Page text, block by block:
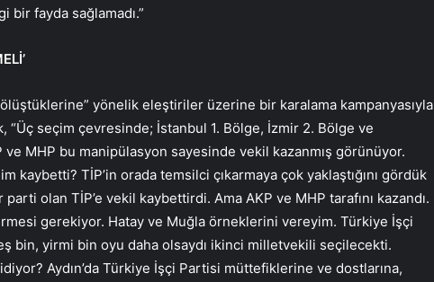
bir fayda sağlamadı.”
yönelik eleştiriler üzerine bir karalama kampanyasıyla
“Üç seçim çevresinde; İstanbul 1. Bölge, İzmir 2. Bölge ve
ve MHP bu manipülasyon sayesinde vekil kazanmış görünüyor.
kaybetti? TİP’in orada temsilci çıkarmaya çok yaklaştığını gördük
olan TİP’e vekil kaybettirdi. Ama AKP ve MHP tarafını kazandı.
gerekiyor. Hatay ve Muğla örneklerini vereyim. Türkiye İşçi
bin, yirmi bin oyu daha olsaydı ikinci milletvekili seçilecekti.
Aydın’da Türkiye İşçi Partisi müttefiklerine ve dostlarına,